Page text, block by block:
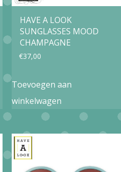
HAVE A LOOK
SUNGLASSES MOOD
CHAMPAGNE
€37,00
Toevoegen aan
winkelwagen